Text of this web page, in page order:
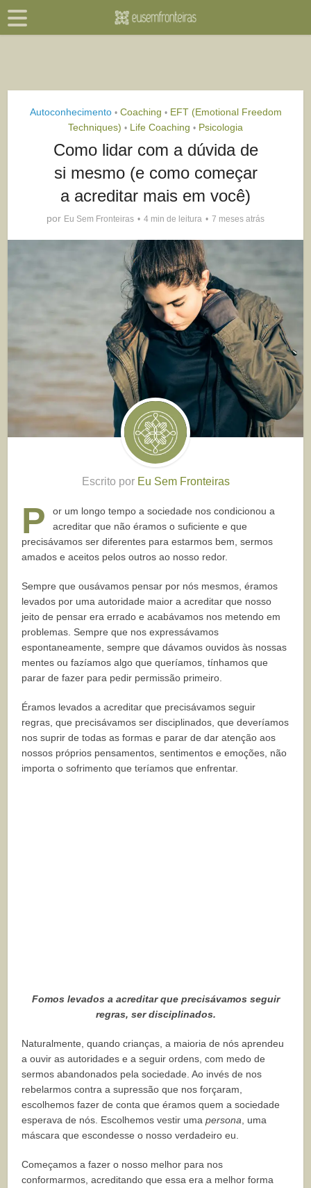
Autoconhecimento • Coaching • EFT (Emotional Freedom
Techniques) • Life Coaching • Psicologia
Como lidar com a dúvida de
si mesmo (e como começar
a acreditar mais em você)
por Eu Sem Fronteiras 4 min de leitura 7 meses atrás
Escrito por Eu Sem Fronteiras
P
or um longo tempo a sociedade nos condicionou a
acreditar que não éramos o suficiente e que
precisávamos ser diferentes para estarmos bem, sermos
amados e aceitos pelos outros ao nosso redor.
Sempre que ousávamos pensar por nós mesmos, éramos
levados por uma autoridade maior a acreditar que nosso
jeito de pensar era errado e acabávamos nos metendo em
problemas. Sempre que nos expressávamos
espontaneamente, sempre que dávamos ouvidos às nossas
mentes ou fazíamos algo que queríamos, tínhamos que
parar de fazer para pedir permissão primeiro.
Éramos levados a acreditar que precisávamos seguir
regras, que precisávamos ser disciplinados, que deveríamos
nos suprir de todas as formas e parar de dar atenção aos
nossos próprios pensamentos, sentimentos e emoções, não
importa o sofrimento que teríamos que enfrentar.
Fomos levados a acreditar que precisávamos seguir
regras, ser disciplinados.
Naturalmente, quando crianças, a maioria de nós aprendeu
a ouvir as autoridades e a seguir ordens, com medo de
sermos abandonados pela sociedade. Ao invés de nos
rebelarmos contra a supressão que nos forçaram,
escolhemos fazer de conta que éramos quem a sociedade
esperava de nós. Escolhemos vestir umapersona , uma
máscara que escondesse o nosso verdadeiro eu.
Começamos a fazer o nosso melhor para nos
conformarmos, acreditando que essa era a melhor forma